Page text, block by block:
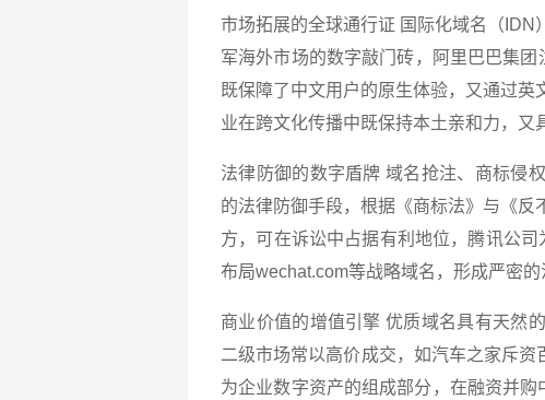
市场拓展的全球通行证 国际化域名（
军海外市场的数字敲门砖，阿里巴巴集团
既保障了中文用户的原生体验，又通过
业在跨文化传播中既保持本土亲和力，又
法律防御的数字盾牌 域名抢注、商标侵
的法律防御手段，根据《商标法》与《
方，可在诉讼中占据有利地位，腾讯公
布局wechat.com等战略域名，形成严密
商业价值的增值引擎 优质域名具有天然
二级市场常以高价成交，如汽车之家斥
为企业数字资产的组成部分，在融资并